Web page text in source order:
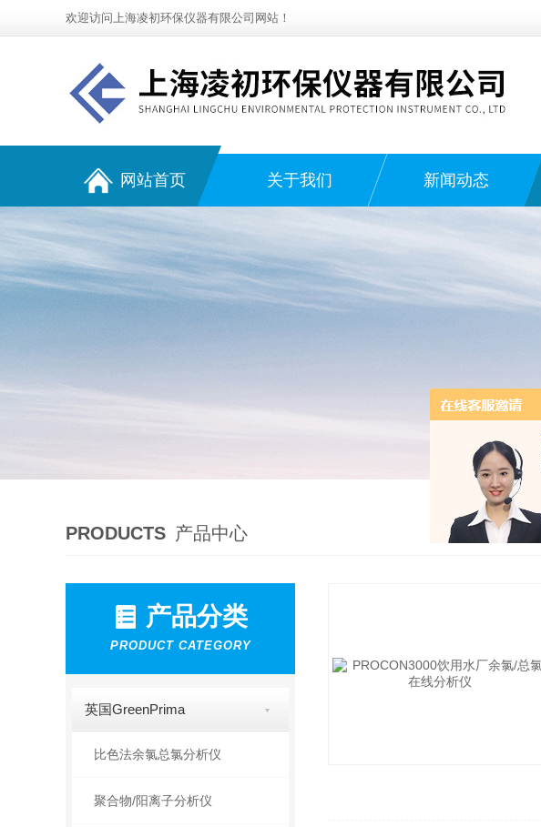
欢迎访问上海凌初环保仪器有限公司网站！
网站首页 关于我们 新闻动态
PRODUCTS 产品中心
产品分类
PRODUCT CATEGORY
英国GreenPrima
比色法余氯总氯分析仪
聚合物/阳离子分析仪